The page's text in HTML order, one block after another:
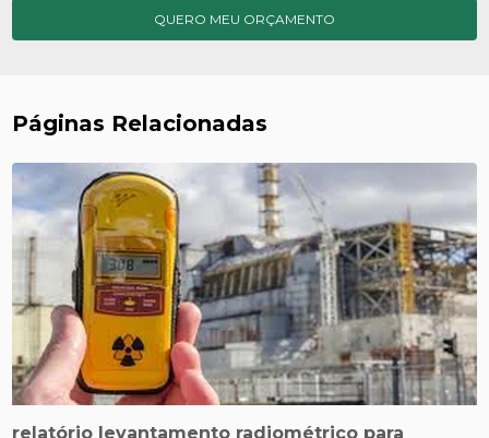
QUERO MEU ORÇAMENTO
Páginas Relacionadas
relatório levantamento radiométrico para